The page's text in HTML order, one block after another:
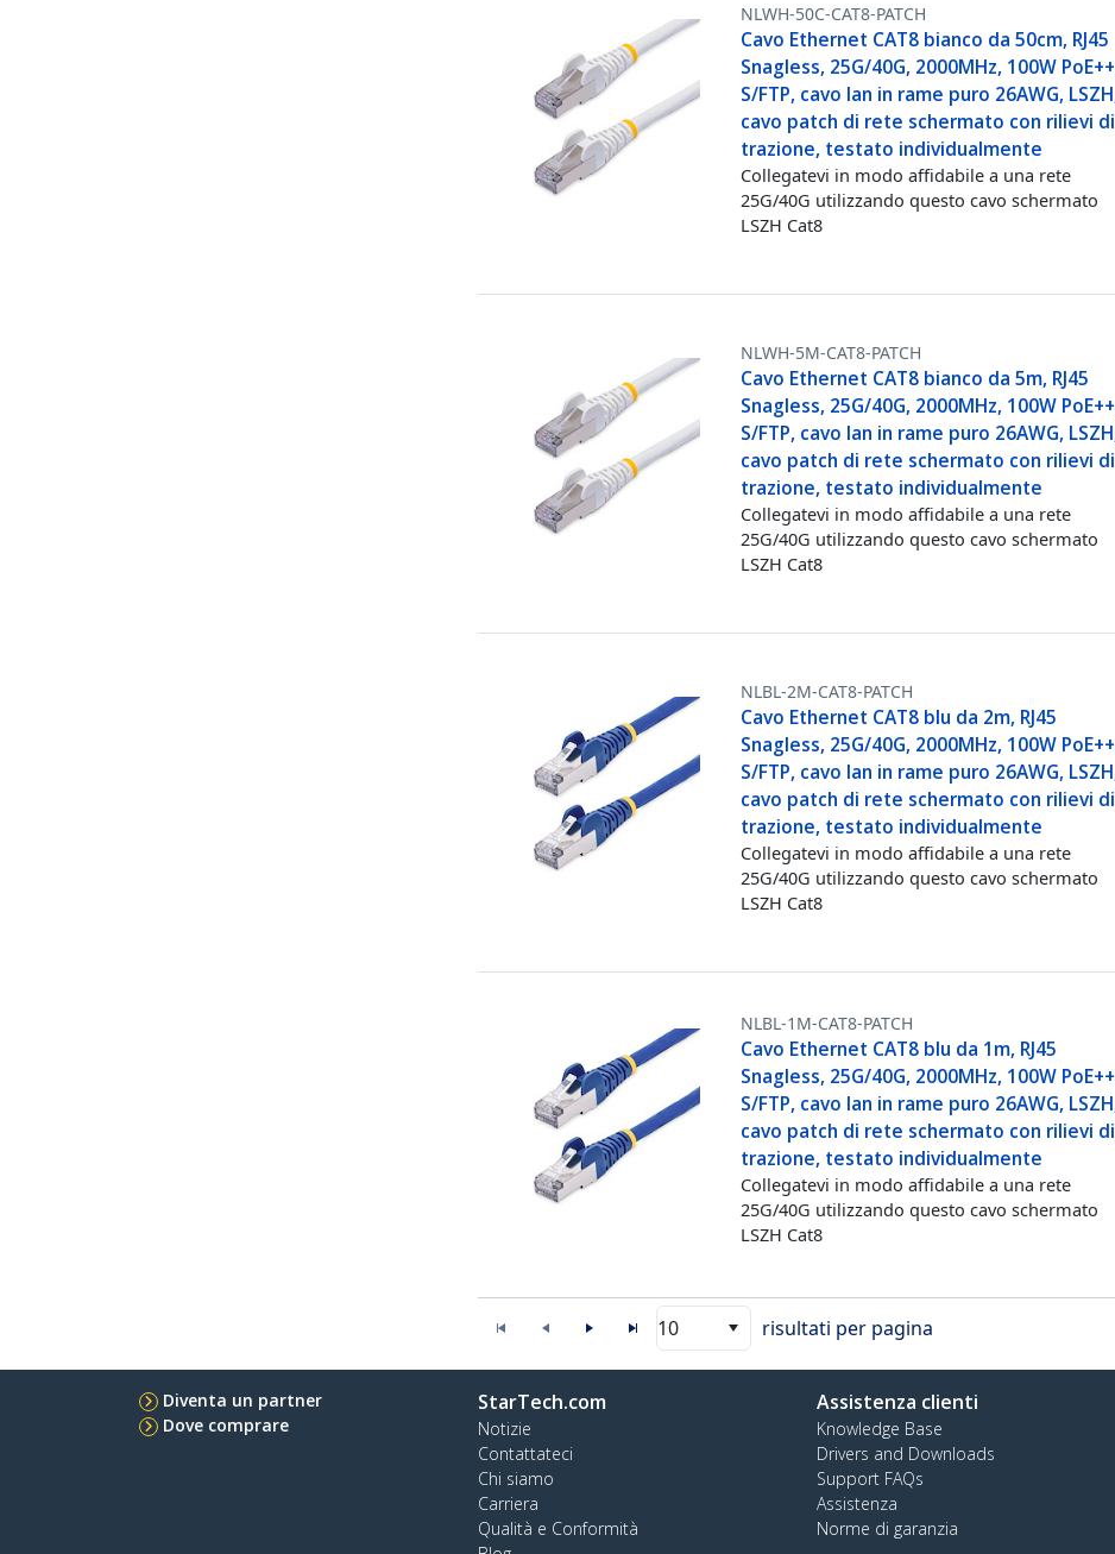
NLWH-50C-CAT8-PATCH
Cavo Ethernet CAT8 bianco da 50cm, RJ45
Snagless, 25G/40G, 2000MHz, 100W
S/FTP, cavo lan in rame puro 26AWG,
cavo patch di rete schermato con rilievi di
trazione, testato individualmente
Collegatevi in modo affidabile a una rete
25G/40G utilizzando questo cavo schermato
LSZH Cat8
NLWH-5M-CAT8-PATCH
Cavo Ethernet CAT8 bianco da 5m, RJ45
Snagless, 25G/40G, 2000MHz, 100W
S/FTP, cavo lan in rame puro 26AWG,
cavo patch di rete schermato con rilievi di
trazione, testato individualmente
Collegatevi in modo affidabile a una rete
25G/40G utilizzando questo cavo schermato
LSZH Cat8
NLBL-2M-CAT8-PATCH
Cavo Ethernet CAT8 blu da 2m, RJ45
Snagless, 25G/40G, 2000MHz, 100W
S/FTP, cavo lan in rame puro 26AWG,
cavo patch di rete schermato con rilievi di
trazione, testato individualmente
Collegatevi in modo affidabile a una rete
25G/40G utilizzando questo cavo schermato
LSZH Cat8
NLBL-1M-CAT8-PATCH
Cavo Ethernet CAT8 blu da 1m, RJ45
Snagless, 25G/40G, 2000MHz, 100W
S/FTP, cavo lan in rame puro 26AWG,
cavo patch di rete schermato con rilievi di
trazione, testato individualmente
Collegatevi in modo affidabile a una rete
25G/40G utilizzando questo cavo schermato
LSZH Cat8
10 risultati per pagina
Diventa un partner
Dove comprare
StarTech.com
Notizie
Contattateci
Chi siamo
Carriera
Qualità e Conformità
Assistenza clienti
Knowledge Base
Drivers and Downloads
Support FAQs
Assistenza
Norme di garanzia